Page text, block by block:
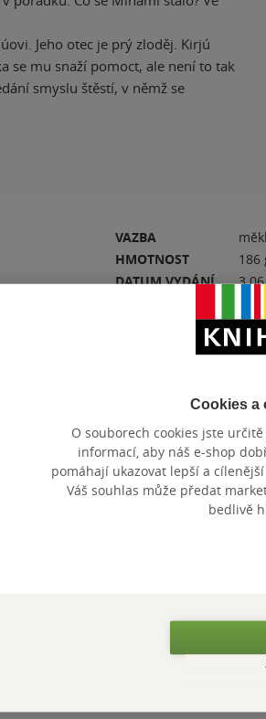
Jeho otec je prý zloděj. Kirjú
se mu snaží pomoct, ale není to tak
smyslu štěstí, v němž se
VAZBA
HMOTNOST
186
DATUM VYDÁNÍ
5 hvězdiček
4 hvězdičky
3 hvězdičky
Cookies a
O souborech cookies jste
informací, aby náš e-shop
pomáhají ukazovat lepší a
Váš souhlas může předat
bedlivě